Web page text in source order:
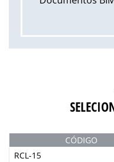
CÓDIGO
RCL-15